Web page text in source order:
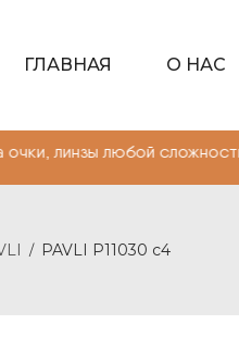
ГЛАВНАЯ О НАС
/ PAVLI P11030 c4